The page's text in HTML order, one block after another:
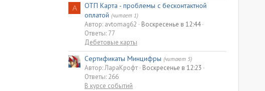
A
ОТП Карта - проблемы с бесконтактной
оплатой (читает 1)
Автор: avtomag62
Воскресенье в 12:44
Ответы: 77
Дебетовые карты
Сертификаты Минцифры (читают 5)
Автор: ЛараКрофт Воскресенье в 12:23
Ответы: 266
В курсе событий